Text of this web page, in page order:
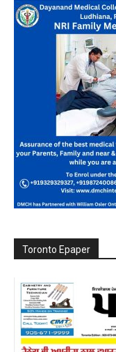
Toronto Epaper